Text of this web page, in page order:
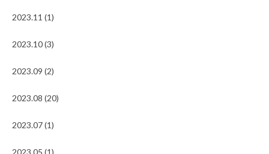
2023.11 (1)
2023.10 (3)
2023.09 (2)
2023.08 (20)
2023.07 (1)
2023.05 (1)